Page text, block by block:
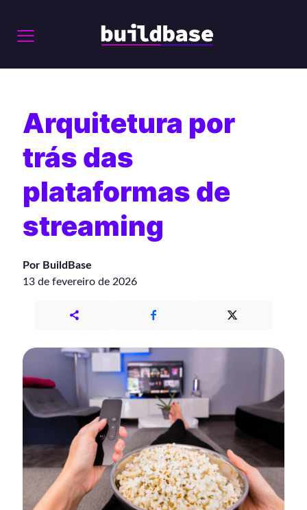
Arquitetura por
trás das
plataformas de
streaming
Por BuildBase
13 de fevereiro de 2026